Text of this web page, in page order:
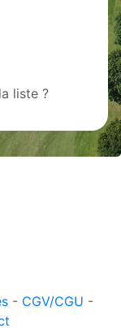
liste ?
- CGV/CGU -